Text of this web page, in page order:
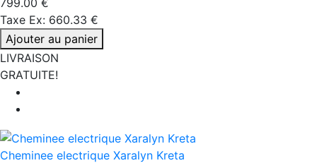
799.00 €
Taxe Ex: 660.33 €
Ajouter au panier
LIVRAISON
GRATUITE!
Cheminee electrique Xaralyn Kreta